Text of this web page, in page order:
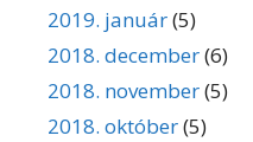
2019. január(5)
2018. december(6)
2018. november(5)
2018. október(5)